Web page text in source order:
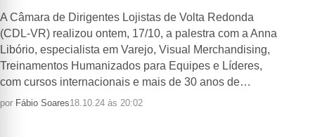
A Câmara de Dirigentes Lojistas de Volta Redonda
(CDL-VR) realizou ontem, 17/10, a palestra com a Anna
Libório, especialista em Varejo, Visual Merchandising,
Treinamentos Humanizados para Equipes e Líderes,
com cursos internacionais e mais de 30 anos de…
por Fábio Soares18.10.24 às 20:02